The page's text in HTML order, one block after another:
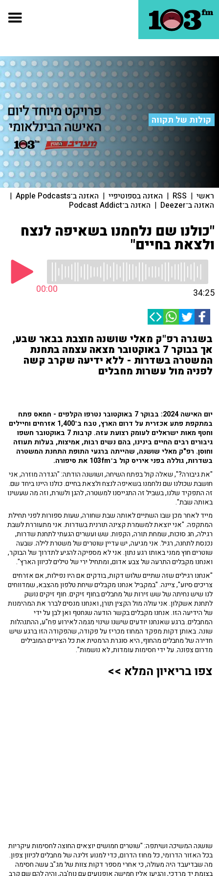
קולות של תקווה
ראשי |
RSS
| האזנה בספוטיפיי | האזנה ב־Apple Podcasts |
האזנה ב־Deezer | האזנה ב־Podcast Addict
"כולנו שם נלחמנו בשאיפה לנצח
ולצאת בחיים"
00:00 34:25
בשגרה רפ"ק מאלי שושנה מוצבת בבאר שבע,
אך בבוקר 7 באוקטובר מצאה עצמה בתחנת
המשטרה בשדרות - ללא ידיעה שקרב קשה
לפניה מול עשרות מחבלים
יום האישה 2024: בבוקר 7 באוקטובר נטרפו הקלפים - חמאס פתח
במתקפת פתע אכזרית על דרום הארץ, טבח ב־1,400 אזרחים וחיילים
וחטף מאות ישראלים לעומק רצועת עזה. קרבות 7 באוקטובר חשפו
גיבורים רבים החיים בינינו, בהם נשים רבות, אמיצות, בעלות תעוזה
וחוסן. רפ"ק מאלי שושנה, שהייתה ברגעי התופת התחנת המשטרה
בשדרות, גוללה בפני איריס קול ב־103fm את סיפורה.
"את גיבורה?", שאלה קול בפתח השיחה, ושושנה הודתה: "הגדרה מוזרה, אני
חושבת שכולנו שם נלחמנו בשאיפה לנצח ולצאת בחיים. כולנו היינו ביחד שם.
זה התפקיד שלנו, בשביל זה התגייסנו למשטרה, להגן ולשרת, וזה מה שעשינו
באותה שבת".
מייד לאחר מכן שבו השתיים לאותה שבת שחורה, שעות ספורות לפני תחילת
המתקפה. "אני יוצאת למשמרת קצינה תורנית בשדרות. אני מתעוררת לשבת
רגילה, חג סוכות, שמחת תורה, הקפות. שש ועשרים הגעתי לתחנת שדרות,
נכנסת לתחנה, רגיל. אני מגיעה, יש עדיין שוטרים של משטרת לילה. שבעה
שוטרים חוץ ממני באותו רגע נתון. אני לא מספיקה להגיע לתדרוך של הבוקר,
ואנחנו מקבלים התרעה של צבע אדום, ומתחיל ירי של טילים לכיוון הארץ".
"אנחנו רגילים שזה שתיים שלוש דקות, בודקים אם היו נפילות, אם אזרחים
צריכים סיוע", ציינה. "במקביל אנחנו מקבלים שיחת טלפון מהצבא, שמדווחים
לנו שיש נחיתה של שש זירות של מחבלים בחוף זיקים. חוף זיקים נושק
לתחנת אשקלון. אני עולה מול הקצין תורן, ואנחנו מנסים לברר את המהימנות
של הידיעה הזו. אנחנו מקבלים בקשר הודעה שנחטף ואן לבן על ידי
המחבלים. ברגע שאנחנו יודעים שישנו שינוי מגמה לאירוע פח"ע, ההתנהלות
שונה. באותן דקות מפקד המחוז מכריז על פקודה, שהפקודה הזו ברגע שיש
חדירה של מחבלים מהחוף, היא סוגרת הרמטית את כל הצירים המובילים
מדרום צפונה. על ידי חסימות עומדות, לא נושמות".
צפו בריאיון המלא >>
שושנה המשיכה ושיתפה: "שוטרים חמושים יוצאים החוצה לחסימות עיקריות
בכל האזור הדרומי, כל מחוז הדרום, כדי למנוע זליגה של מחבלים לכיוון צפון.
מה שבדיעבד היה מעולה, כי אחרי מספר דקות צוות של מג"ב עשה חסימה
בצומת יד מרדכי, והגיעו אליו חמישה אופנועים עם נוח'בה, והיה להם שם קרב